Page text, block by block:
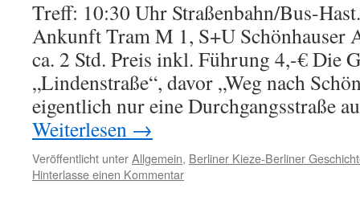
Treff: 10:30 Uhr Straßenbahn/Bus-
Ankunft Tram M 1, S+U Schönhauser
ca. 2 Std. Preis inkl. Führung 4,-€ Die
„Lindenstraße“, davor „Weg nach
eigentlich nur eine Durchgangsstraße
Weiterlesen →
Veröffentlicht unterAllgemein, Berliner Kieze-Berliner
Hinterlasse einen Kommentar